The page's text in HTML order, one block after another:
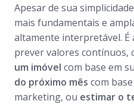
Apesar de sua
mais fundamentais e
altamente interpretável.
prever valores contínuos,
um imóvel com base em
do próximo mês com
marketing, ou estimar o